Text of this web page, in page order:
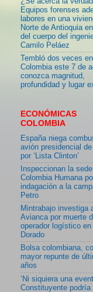
Equipos forenses
labores en una
Norte de Antioquia
del cuerpo del
Camilo Peláez
Tembló dos veces en
Colombia este 7 de
conozca magnitud,
profundidad y lugar
ECONÓMICAS
COLOMBIA
España niega
avión presidencial
por ‘Lista Clinton’
Inspeccionan la
Colombia Humana
indagación a la
Petro
Mintrabajo investiga
Avianca por muerte
operador logístico en
Dorado
Bolsa colombiana,
mayor repunte de
años
‘Ni siquiera una
Constituyente podría